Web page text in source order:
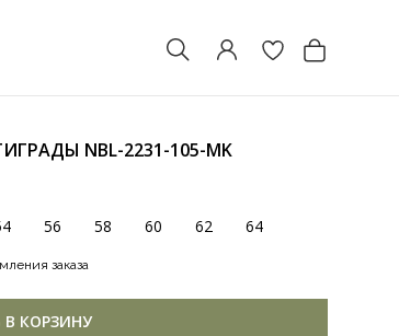
NBL-2231-105-MK
56 58 60 62 64
заказа
КОРЗИНУ